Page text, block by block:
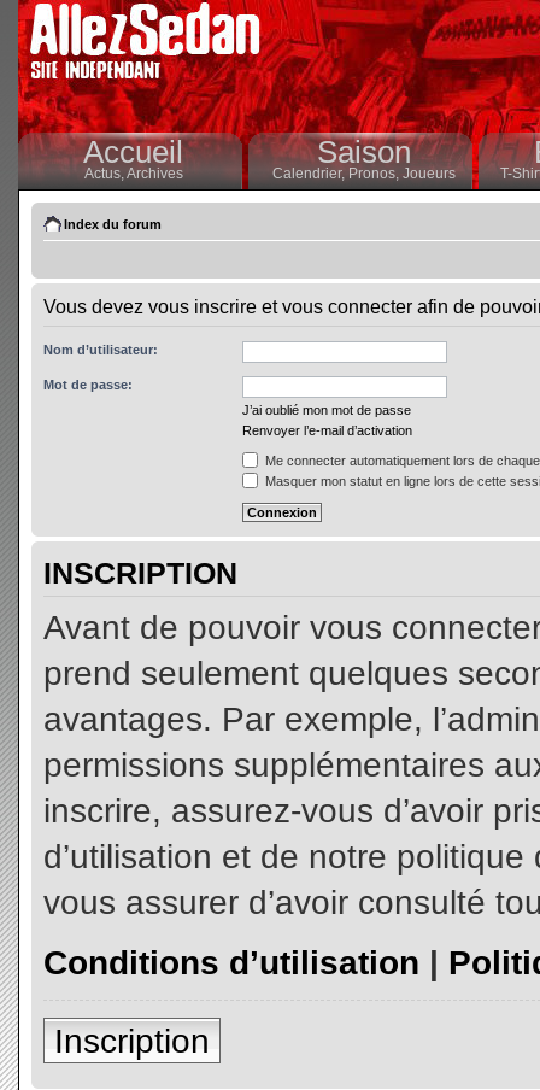
Accueil
Actus,Archives
Saison
Calendrier,Pronos, Joueurs T-
Index du forum
Vous devez vous inscrire et vous connecter afin de
Nom d’utilisateur:
Mot de passe:
J’ai oublié mon mot de passe
Renvoyer l’e-mail d’activation
Me connecter automatiquement lors de
Masquer mon statut en ligne lors de cette
INSCRIPTION
Avant de pouvoir vous
prend seulement quelques
avantages. Par exemple,
permissions supplémentaires
inscrire, assurez-vous d’avoir
d’utilisation et de notre
vous assurer d’avoir consulté
Conditions d’utilisation |
Inscription